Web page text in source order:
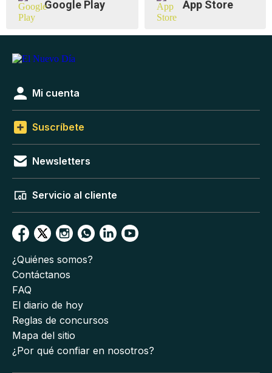
Google Play App Store
Mi cuenta
Suscríbete
Newsletters
Servicio al cliente
¿Quiénes somos?
Contáctanos
FAQ
El diario de hoy
Reglas de concursos
Mapa del sitio
¿Por qué confiar en nosotros?